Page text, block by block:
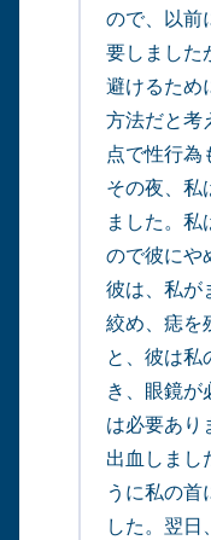
ので、以前
要しました
避けるため
方法だと考
点で性行為
その夜、私
ました。私
ので彼にや
彼は、私が
絞め、痣を
と、彼は私
き、眼鏡が
は必要あり
出血しまし
うに私の首
した。翌